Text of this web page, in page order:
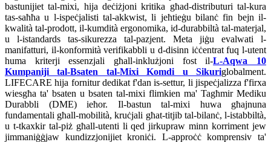
bastunijiet tal-mixi, hija deċiżjoni kritika għad-distributuri tal-kura
tas-saħħa u l-ispeċjalisti tal-akkwist, li jeħtieġu bilanċ fin bejn il-
kwalità tal-prodott, il-kumdità ergonomika, id-durabbiltà tal-materjal,
u l-istandards tas-sikurezza tal-pazjent. Meta jiġu evalwati l-
manifatturi, il-konformità verifikabbli u d-disinn iċċentrat fuq l-utent
huma kriterji essenzjali għall-inklużjoni fost il-L-Aqwa 10
Kumpaniji tal-Bsaten tal-Mixi Komdi u Sikuriglobalment.
LIFECARE hija fornitur dedikat f'dan is-settur, li jispeċjalizza f'firxa
wiesgħa ta' bsaten u bsaten tal-mixi flimkien ma' Tagħmir Mediku
Durabbli (DME) ieħor. Il-bastun tal-mixi huwa għajnuna
fundamentali għall-mobilità, kruċjali għat-titjib tal-bilanċ, l-istabbiltà,
u t-tkaxkir tal-piż għall-utenti li qed jirkupraw minn korriment jew
jimmaniġġjaw kundizzjonijiet kroniċi. L-approċċ komprensiv ta'